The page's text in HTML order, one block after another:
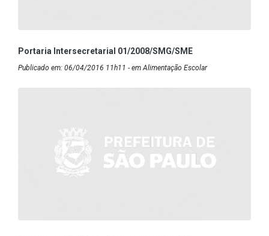
Portaria Intersecretarial 01/2008/SMG/SME
Publicado em: 06/04/2016 11h11 - em Alimentação Escolar